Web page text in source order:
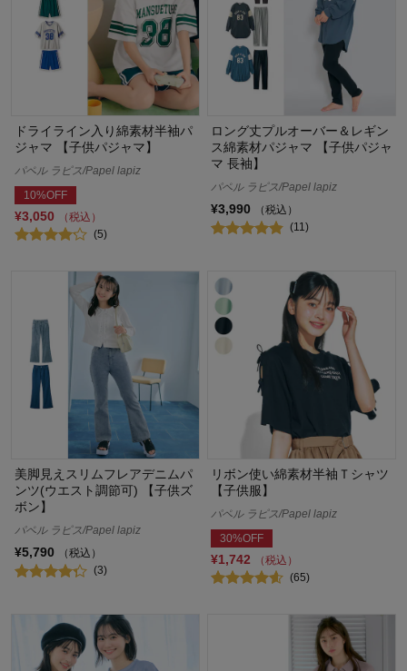
ドライライン入り綿素材半袖パ
ジャマ 【子供パジャマ】
パペル ラピス/Papel lapiz
10%OFF
¥3,050
（税込）
(5)
ロング丈プルオーバー＆レギン
ス綿素材パジャマ 【子供パジャ
マ 長袖】
パペル ラピス/Papel lapiz
¥3,990
（税込）
(11)
美脚見えスリムフレアデニムパ
ンツ(ウエスト調節可) 【子供ズ
ボン】
パペル ラピス/Papel lapiz
¥5,790
（税込）
(3)
リボン使い綿素材半袖Ｔシャツ
【子供服】
パペル ラピス/Papel lapiz
30%OFF
¥1,742
（税込）
(65)